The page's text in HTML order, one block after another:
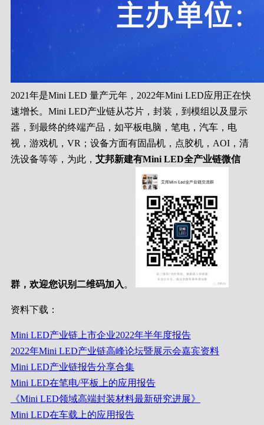
2021年是Mini LED 量产元年，2022年Mini LED应用正在快
速增长。Mini LED产业链从芯片，封装，到模组以及显示
器，到最终的终端产品，如平板电脑，笔电，汽车，电
视，游戏机，VR；设备方面有固晶机，点胶机，AOI，清
洗设备等等，为此， 艾邦新建有Mini LED全产业链微信
群，欢迎您识别二维码加入 。
资料下载：
Mini LED产业链上市企业2022年半年度报告
2022年Mini LED产业链高峰论坛暨展示会嘉宾资料
Mini LED产业链报告分享合集
Mini LED在笔电/平板上的应用报告
《Mini LED领域高端封装材料最新研究进展》
Mini LED在车载上的应用报告